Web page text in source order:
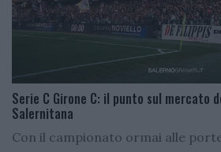
Serie C Girone C: il punto sul mercato
Salernitana
Con il campionato ormai alle